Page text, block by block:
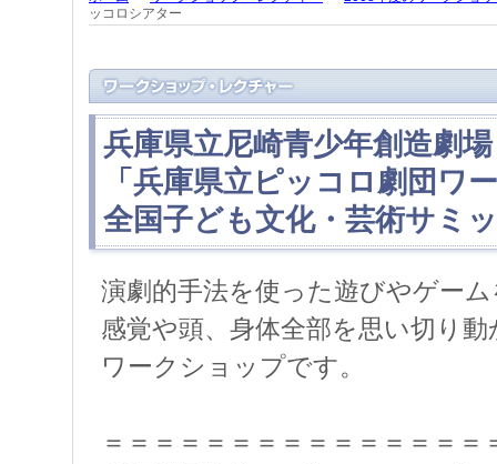
ッコロシアター
兵庫県立尼崎青少年創造劇
「兵庫県立ピッコロ劇団ワ
全国子ども文化・芸術サミ
演劇的手法を使った遊びやゲー
感覚や頭、身体全部を思い切り
ワークショップです。
＝＝＝＝＝＝＝＝＝＝＝＝＝＝